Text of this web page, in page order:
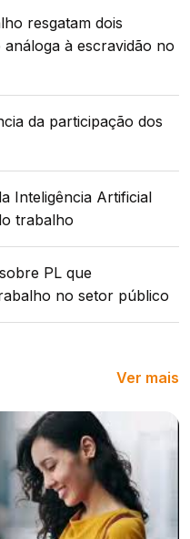
resgatam dois
à escravidão no
da participação dos
Inteligência Artificial
trabalho
PL que
no setor público
Ver mais